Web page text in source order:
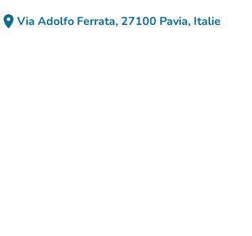
place Via Adolfo Ferrata, 27100 Pavia, Italie
(ouvrir dans Google Maps)
(nouvel onglet)